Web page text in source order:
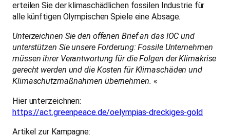
erteilen Sie der klimaschädlichen fossilen Industrie für
alle künftigen Olympischen Spiele eine Absage.
Unterzeichnen Sie den offenen Brief an das IOC und
unterstützen Sie unsere Forderung: Fossile Unternehmen
müssen ihrer Verantwortung für die Folgen der Klimakrise
gerecht werden und die Kosten für Klimaschäden und
Klimaschutzmaßnahmen übernehmen. «
Hier unterzeichnen:
https://act.greenpeace.de/oelympias-dreckiges-gold
Artikel zur Kampagne: